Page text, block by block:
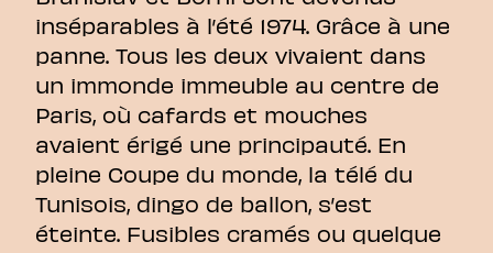
inséparables à l’été 1974. Grâce à une
panne. Tous les deux vivaient dans
un immonde immeuble au centre de
Paris, où cafards et mouches
avaient érigé une principauté. En
pleine Coupe du monde, la télé du
Tunisois, dingo de ballon, s’est
éteinte. Fusibles cramés ou quelque